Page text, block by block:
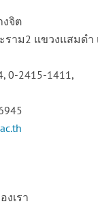
งจิต
ราม2 แขวงแสมดำ
0-2415-1411,
งเรา